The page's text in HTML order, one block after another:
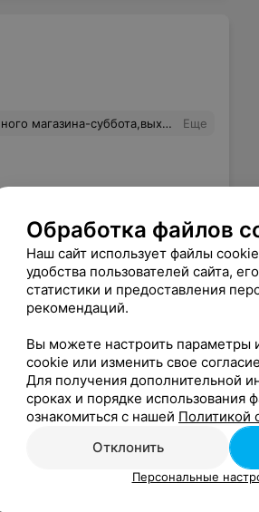
даже не в цене,просто те покупки,которые хотелось совершить,в этот пакет просто не влезут.И в итоге пришлось уйти без покупок,а магазин остался без прибыли. Еще
Обработка файлов
Наш сайт использует файлы
удобства пользователей сайта,
статистики и предоставления
рекомендаций.
Вы можете настроить параметры
cookie или изменить свое
Для получения дополнительной
сроках и порядке использования
ознакомиться с нашей Политикой
Отклонить
Персональные